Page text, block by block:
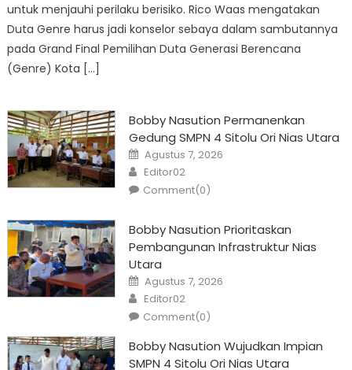
untuk menjauhi perilaku berisiko. Rico Waas mengatakan
Duta Genre harus jadi konselor sebaya dalam sambutannya
pada Grand Final Pemilihan Duta Generasi Berencana
(Genre) Kota […]
Bobby Nasution Permanenkan
Gedung SMPN 4 Sitolu Ori Nias Utara
Posted
on
Agustus 7, 2026
Author
Editor02
Comment(0)
Bobby Nasution Prioritaskan
Pembangunan Infrastruktur Nias
Utara
Posted
on
Agustus 7, 2026
Author
Editor02
Comment(0)
Bobby Nasution Wujudkan Impian
SMPN 4 Sitolu Ori Nias Utara